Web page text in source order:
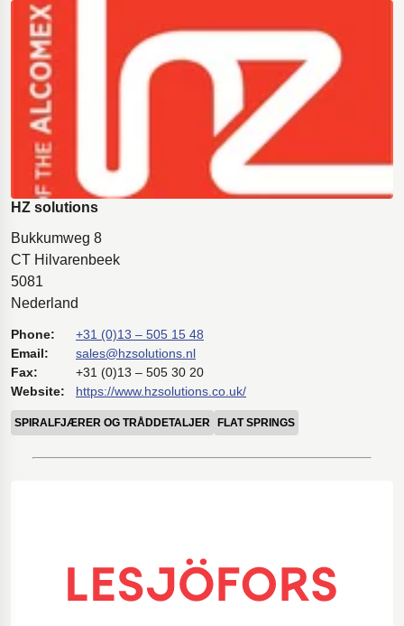
HZ solutions
Bukkumweg 8
CT Hilvarenbeek
5081
Nederland
Phone:
+31 (0)13 – 505 15 48
Email:
sales@hzsolutions.nl
Fax:
+31 (0)13 – 505 30 20
Website:
https://www.hzsolutions.co.uk/
SPIRALFJÆRER OG TRÅDDETALJER FLAT SPRINGS